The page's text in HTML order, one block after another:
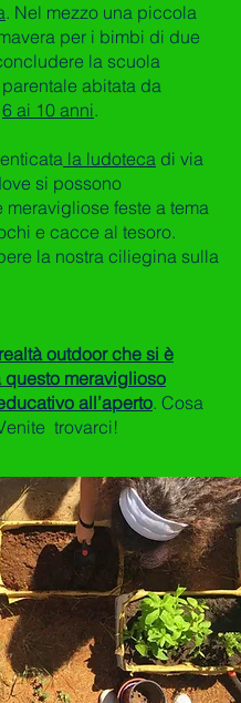
. Nel mezzo una piccola
per i bimbi di due
la scuola
abitata da
6 ai 10 anni.
la ludoteca di via
si possono
meravigliose feste a tema
e cacce al tesoro.
la nostra ciliegina sulla
outdoor che si è
questo meraviglioso
all’aperto. Cosa
trovarci!